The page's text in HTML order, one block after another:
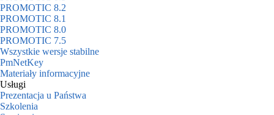
PROMOTIC 8.2
PROMOTIC 8.1
PROMOTIC 8.0
PROMOTIC 7.5
Wszystkie wersje stabilne
PmNetKey
Materiały informacyjne
Usługi
Prezentacja u Państwa
Szkolenia